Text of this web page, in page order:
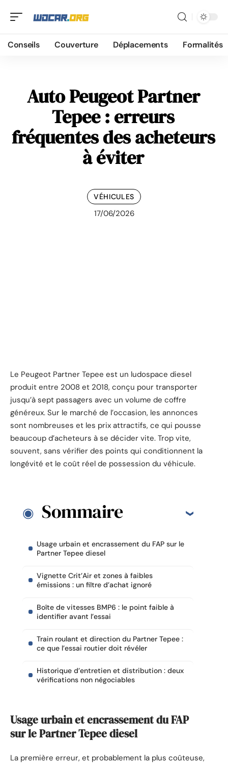
Conseils Couverture Déplacements Formalités
Auto Peugeot Partner
Tepee : erreurs
fréquentes des acheteurs
à éviter
VÉHICULES
17/06/2026
Le Peugeot Partner Tepee est un ludospace diesel
produit entre 2008 et 2018, conçu pour transporter
jusqu’à sept passagers avec un volume de coffre
généreux. Sur le marché de l’occasion, les annonces
sont nombreuses et les prix attractifs, ce qui pousse
beaucoup d’acheteurs à se décider vite. Trop vite,
souvent, sans vérifier des points qui conditionnent la
longévité et le coût réel de possession du véhicule.
Sommaire
Usage urbain et encrassement du FAP sur le
Partner Tepee diesel
Vignette Crit’Air et zones à faibles
émissions : un filtre d’achat ignoré
Boîte de vitesses BMP6 : le point faible à
identifier avant l’essai
Train roulant et direction du Partner Tepee :
ce que l’essai routier doit révéler
Historique d’entretien et distribution : deux
vérifications non négociables
Usage urbain et encrassement du FAP
sur le Partner Tepee diesel
La première erreur, et probablement la plus coûteuse,